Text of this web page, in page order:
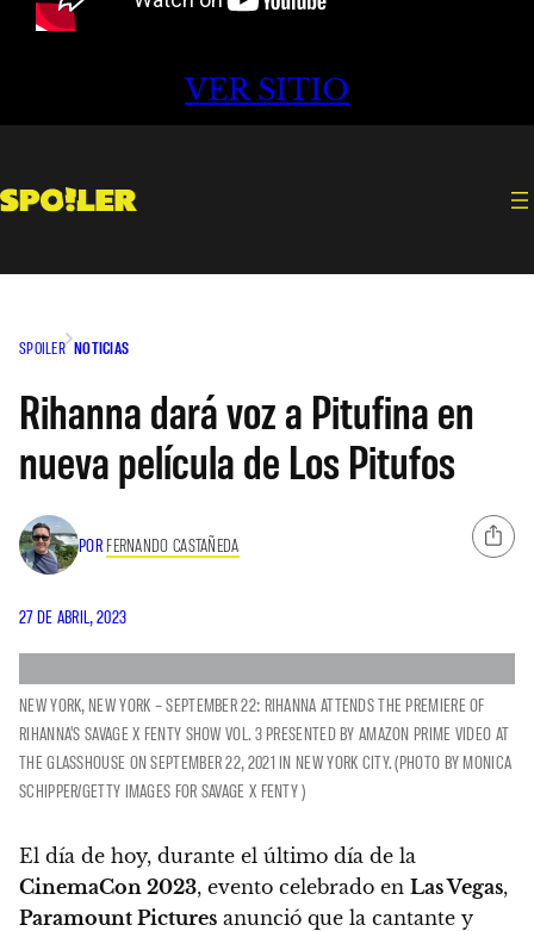
VER SITIO
SPOILER NOTICIAS
Rihanna dará voz a Pitufina en
nueva película de Los Pitufos
POR FERNANDO CASTAÑEDA
27 DE ABRIL, 2023
NEW YORK, NEW YORK – SEPTEMBER 22: RIHANNA ATTENDS THE PREMIERE OF
RIHANNA'S SAVAGE X FENTY SHOW VOL. 3 PRESENTED BY AMAZON PRIME VIDEO AT
THE GLASSHOUSE ON SEPTEMBER 22, 2021 IN NEW YORK CITY. (PHOTO BY MONICA
SCHIPPER/GETTY IMAGES FOR SAVAGE X FENTY )
El día de hoy, durante el último día de la
CinemaCon 2023, evento celebrado en Las Vegas,
Paramount Pictures anunció que la cantante y